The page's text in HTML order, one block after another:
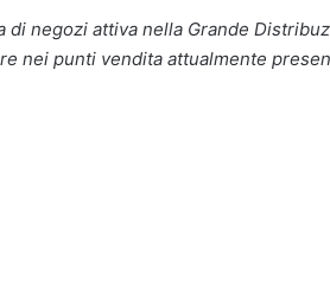
di negozi attiva nella Grande
nei punti vendita attualmente